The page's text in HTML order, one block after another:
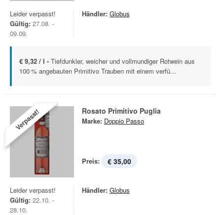
Leider verpasst!
Gültig: 27.08. -
09.09.
Händler: Globus
€ 9,32 / l - Tiefdunkler, weicher und vollmundiger Rotwein aus
100 % angebauten Primitivo Trauben mit einem verfü...
Verpasst! Rosato Primitivo Puglia
Marke: Doppio Passo
Preis: € 35,00
Leider verpasst!
Gültig: 22.10. -
28.10.
Händler: Globus